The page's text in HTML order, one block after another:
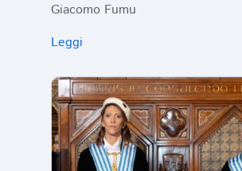
Giacomo Fumu
Leggi